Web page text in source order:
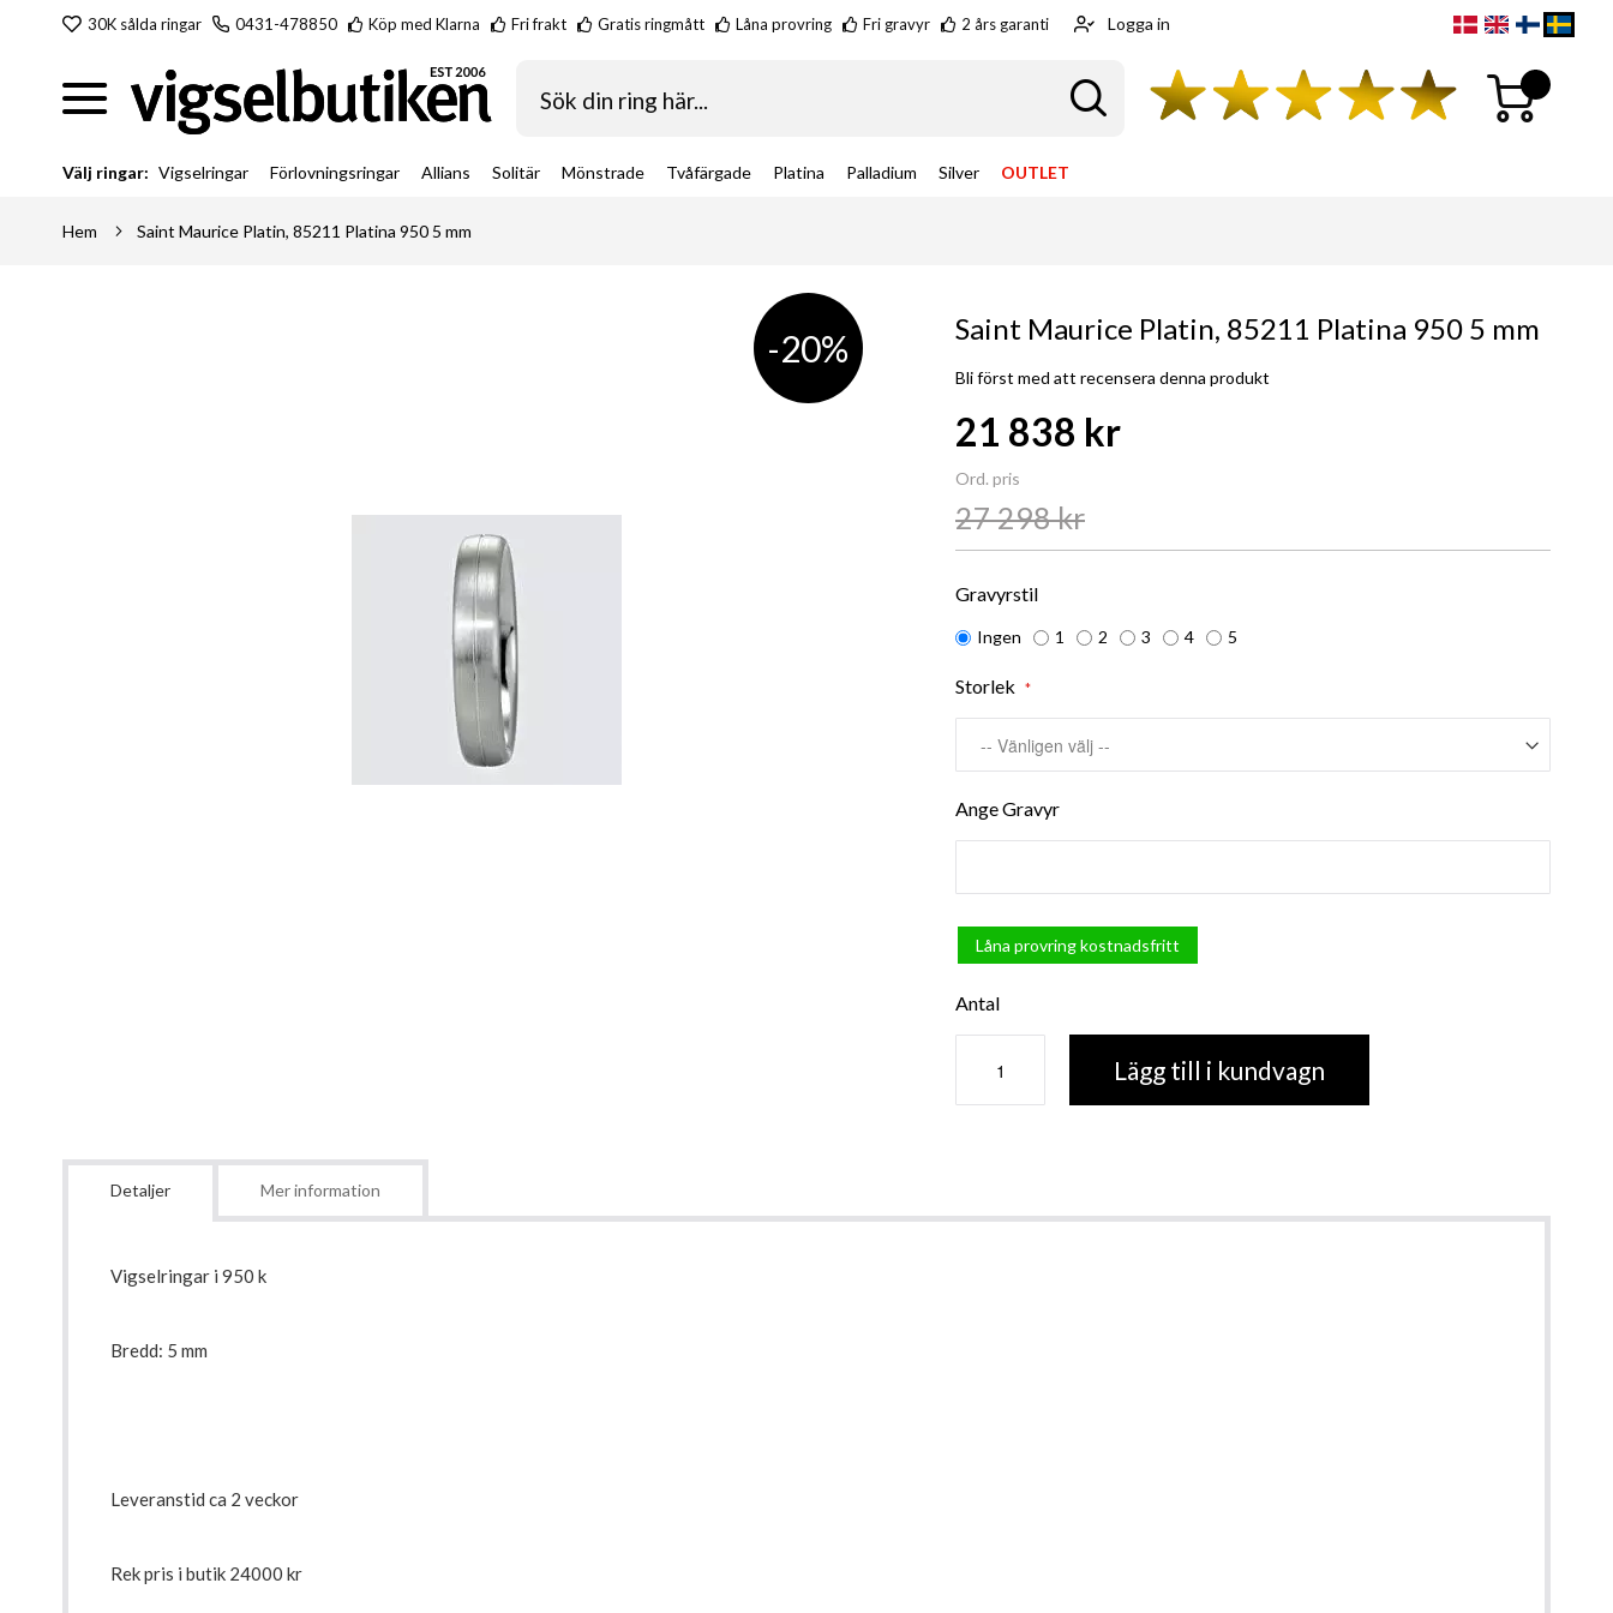
Hoppa30K sålda ringar 0431-478850 Köp med Klarna Fri frakt Gratis ringmått Låna provring Fri gravyr 2 års garanti Logga in
Sök Min kundvagn
Välj ringar: Vigselringar Förlovningsringar Allians Solitär Mönstrade Tvåfärgade Platina Palladium Silver OUTLET
Hem Saint Maurice Platin, 85211 Platina 950 5 mm
Saint Maurice Platin, 85211 Platina 950 5 mm
Bli först med att recensera denna produkt
Special
21 838 kr
Ord. pris
27 298 kr
Gravyrstil
Ingen 1 2 3 4 5
Storlek
Ange Gravyr
Låna provring kostnadsfritt
Antal
Lägg till i kundvagn
-20%
Detaljer
Vigselringar i 950 k
Bredd: 5 mm
Leveranstid ca 2 veckor
Rek pris i butik 24000 kr
Mer information